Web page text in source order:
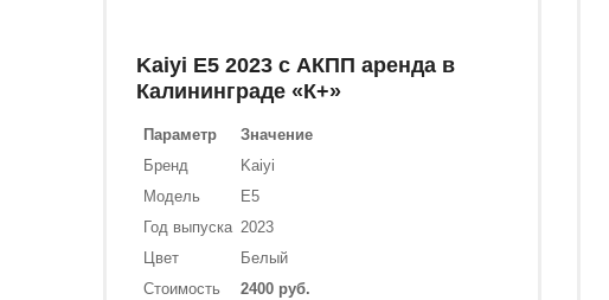
Kaiyi E5 2023 с АКПП аренда в
Калининграде «К+»
Параметр
Значение
Бренд
Kaiyi
Модель
E5
Год выпуска 2023
Цвет
Белый
Стоимость
2400 руб.